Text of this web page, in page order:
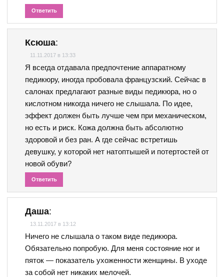
Ответить
Ксюша:
11.11.2017 в 13:33
Я всегда отдавала предпочтение аппаратному
педикюру, иногда пробовала французский. Сейчас в
салонах предлагают разные виды педикюра, но о
кислотном никогда ничего не слышала. По идее,
эффект должен быть лучше чем при механическом,
но есть и риск. Кожа должна быть абсолютно
здоровой и без ран. А где сейчас встретишь
девушку, у которой нет натоптышей и потертостей от
новой обуви?
Ответить
Даша:
13.11.2017 в 13:12
Ничего не слышала о таком виде педикюра.
Обязательно попробую. Для меня состояние ног и
пяток — показатель ухоженности женщины. В уходе
за собой нет никаких мелочей.